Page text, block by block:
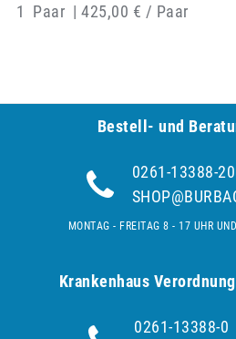
1 Paar | 425,00 € / Paar
Bestell- und
0261-13388-
MONTAG - FREITAG 8 - 17 UHR
Krankenhaus
0261-13388-0